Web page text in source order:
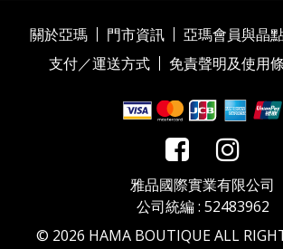
關於亞瑪 門市資訊 亞瑪會員與晶
支付／運送方式
免責聲明及使用
雅品國際實業有限公司
公司統編 : 52483962
© 2026 HAMA BOUTIQUE ALL